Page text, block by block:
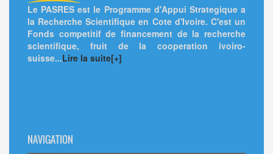
Le PASRES est le Programme d'Appui Strategique a
la Recherche Scientifique en Cote d'Ivoire. C'est un
Fonds competitif de financement de la recherche
scientifique, fruit de la cooperation ivoiro-
suisse...Lire la suite[+]
NAVIGATION